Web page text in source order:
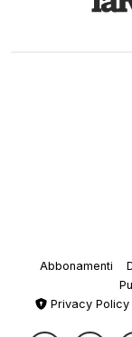
Abbonamenti
Privacy Policy